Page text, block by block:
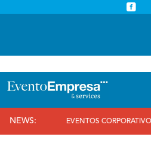

NEWS: EVENTOS CORPORATIVOS EN